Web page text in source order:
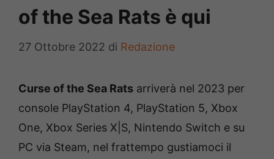
of the Sea Rats è qui
27 Ottobre 2022 di Redazione
Curse of the Sea Rats arriverà nel 2023 per
console PlayStation 4, PlayStation 5, Xbox
One, Xbox Series X|S, Nintendo Switch e su
PC via Steam, nel frattempo gustiamoci il